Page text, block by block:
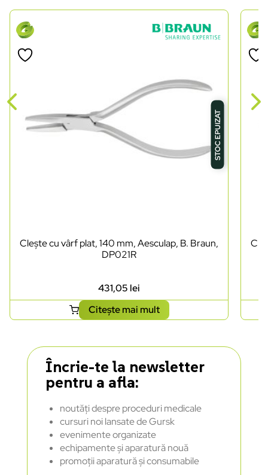
STOC EPUIZAT
Clește cu vârf plat, 140 mm, Aesculap, B. Braun,
DP021R
431,05 lei
Citește mai mult
Încrie-te la newsletter
pentru a afla:
noutăți despre proceduri medicale
cursuri noi lansate de Gursk
evenimente organizate
echipamente și aparatură nouă
promoții aparatură și consumabile